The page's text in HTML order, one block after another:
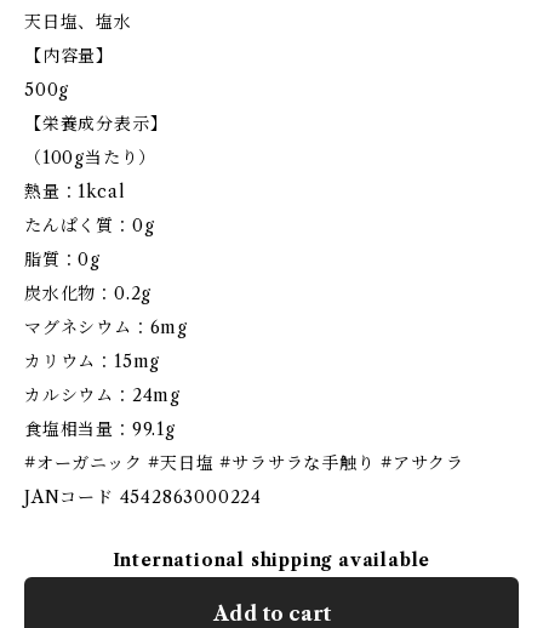
天日塩、塩水
【内容量】
500g
【栄養成分表示】
（100g当たり）
熱量：1kcal
たんぱく質：0g
脂質：0g
炭水化物：0.2g
マグネシウム：6mg
カリウム：15mg
カルシウム：24mg
食塩相当量：99.1g
#オーガニック #天日塩 #サラサラな手触り #アサクラ
JANコード 4542863000224
International shipping available
Add to cart